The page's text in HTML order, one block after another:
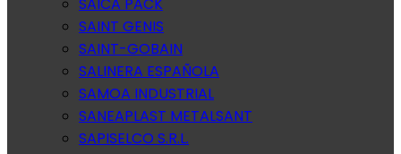
SAINT GENIS
SAINT-GOBAIN
SALINERA ESPAÑOLA
SAMOA INDUSTRIAL
SANEAPLAST METALSANT
SAPISELCO S.R.L.